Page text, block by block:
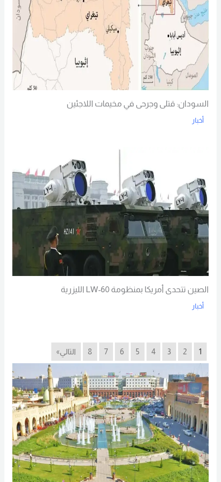
السودان: قتلى وجرحى في مخيمات اللاجئين
أخبار
الصين تتحدى أمريكا بمنظومة LW-60 الليزرية
أخبار
1
2
3
4
5
6
7
8 التالي»